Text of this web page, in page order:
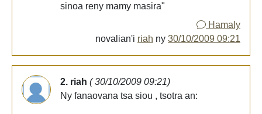
sinoa reny mamy masira"
Hamaly
novalian'i riah ny 30/10/2009 09:21
2. riah ( 30/10/2009 09:21)
Ny fanaovana tsa siou , tsotra an: